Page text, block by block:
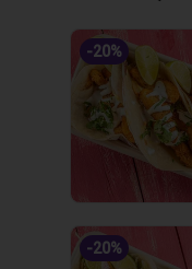
-20%
-20%